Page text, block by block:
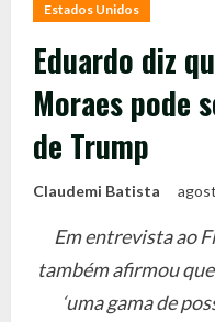
Estados Unidos
Eduardo diz
Moraes pode
de Trump
Claudemi Batista
Em entrevista ao
também afirmou
‘uma gama de